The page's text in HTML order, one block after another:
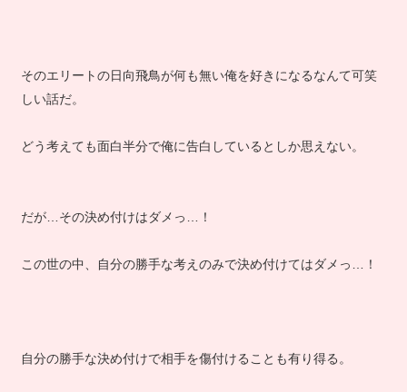
そのエリートの日向飛鳥が何も無い俺を好きになるなんて可笑
しい話だ。
どう考えても面白半分で俺に告白しているとしか思えない。
だが…その決め付けはダメっ…！
この世の中、自分の勝手な考えのみで決め付けてはダメっ…！
自分の勝手な決め付けで相手を傷付けることも有り得る。